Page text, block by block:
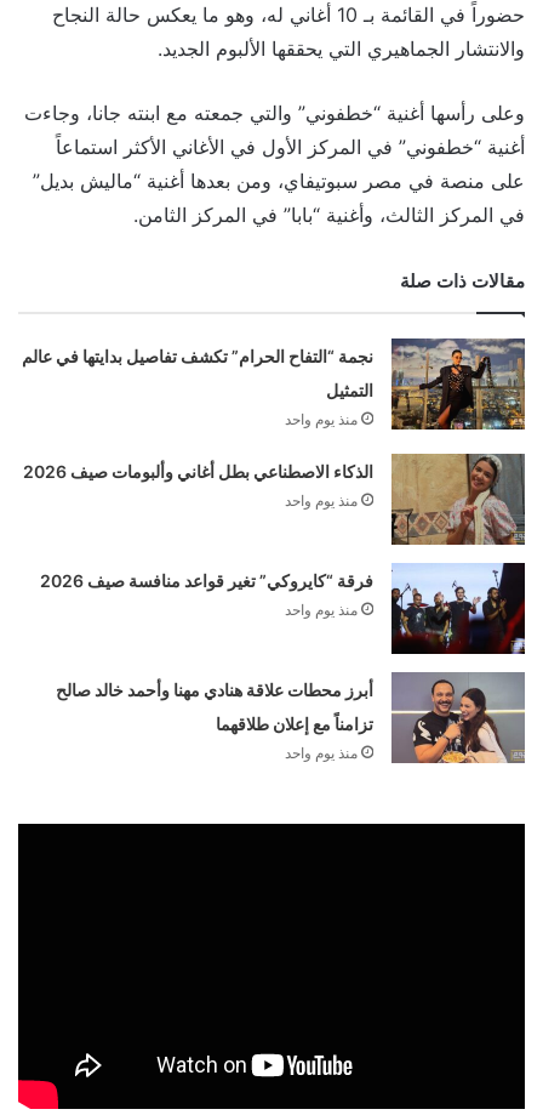
حضوراً في القائمة بـ 10 أغاني له، وهو ما يعكس حالة النجاح
والانتشار الجماهيري التي يحققها الألبوم الجديد.
وعلى رأسها أغنية “خطفوني” والتي جمعته مع ابنته جانا، وجاءت
أغنية “خطفوني” في المركز الأول في الأغاني الأكثر استماعاً
على منصة في مصر سبوتيفاي، ومن بعدها أغنية “ماليش بديل”
في المركز الثالث، وأغنية “بابا” في المركز الثامن.
مقالات ذات صلة
نجمة “التفاح الحرام” تكشف تفاصيل بدايتها في عالم
التمثيل
منذ يوم واحد
الذكاء الاصطناعي بطل أغاني وألبومات صيف 2026
منذ يوم واحد
فرقة “كايروكي” تغير قواعد منافسة صيف 2026
منذ يوم واحد
أبرز محطات علاقة هنادي مهنا وأحمد خالد صالح
تزامناً مع إعلان طلاقهما
منذ يوم واحد